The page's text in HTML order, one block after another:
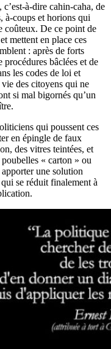
à-dire cahin-caha, de
à-coups et horions qui
coûteux. De ce point de
mettent en place ces
: après de forts
procédures bâclées et de
les codes de loi et
des citoyens qui ne
si mal bigornés qu’un
qui poussent ces
en épingle de faux
des vitres teintées, et
« carton » ou
une solution
se réduit finalement à